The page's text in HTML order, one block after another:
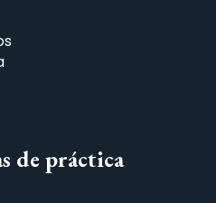
de práctica